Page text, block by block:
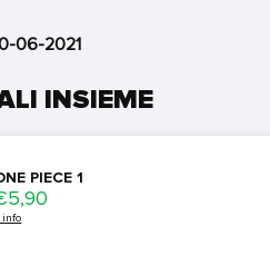
06-2021
INSIEME
PIECE 1
info